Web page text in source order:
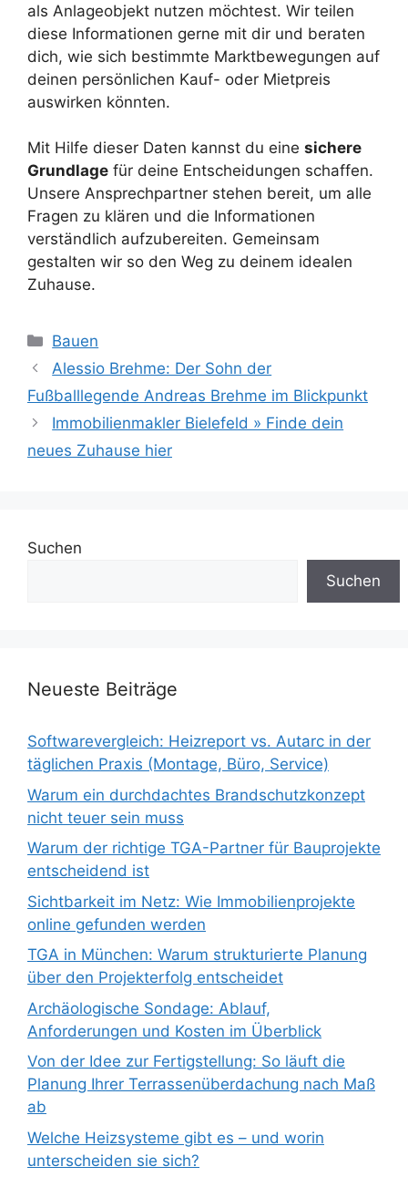
als Anlageobjekt nutzen möchtest. Wir teilen
diese Informationen gerne mit dir und beraten
dich, wie sich bestimmte Marktbewegungen auf
deinen persönlichen Kauf- oder Mietpreis
auswirken könnten.
Mit Hilfe dieser Daten kannst du eine sichere
Grundlage für deine Entscheidungen schaffen.
Unsere Ansprechpartner stehen bereit, um alle
Fragen zu klären und die Informationen
verständlich aufzubereiten. Gemeinsam
gestalten wir so den Weg zu deinem idealen
Zuhause.
Kategorien
Bauen
Alessio Brehme: Der Sohn der
Fußballlegende Andreas Brehme im Blickpunkt
Immobilienmakler Bielefeld » Finde dein
neues Zuhause hier
Suchen
Suchen
Neueste Beiträge
Softwarevergleich: Heizreport vs. Autarc in der
täglichen Praxis (Montage, Büro, Service)
Warum ein durchdachtes Brandschutzkonzept
nicht teuer sein muss
Warum der richtige TGA-Partner für Bauprojekte
entscheidend ist
Sichtbarkeit im Netz: Wie Immobilienprojekte
online gefunden werden
TGA in München: Warum strukturierte Planung
über den Projekterfolg entscheidet
Archäologische Sondage: Ablauf,
Anforderungen und Kosten im Überblick
Von der Idee zur Fertigstellung: So läuft die
Planung Ihrer Terrassenüberdachung nach Maß
ab
Welche Heizsysteme gibt es – und worin
unterscheiden sie sich?